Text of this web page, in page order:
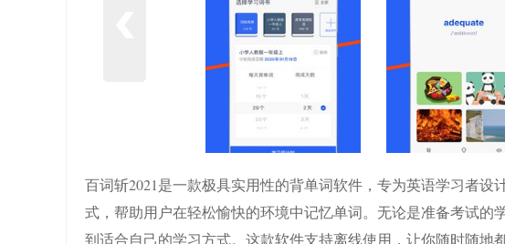
百词斩2021是一款极具实用性的背单词软件，专为英语学习者
式，帮助用户在轻松愉快的环境中记忆单词。无论是准备考试
到适合自己的学习方式。这款软件支持离线使用，让你随时随